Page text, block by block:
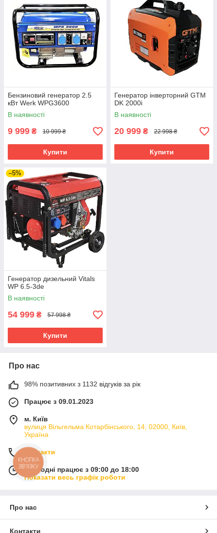
Бензиновий генератор 2.5
кВт Werk WPG3600
В наявності
9 999 ₴ 10 999 ₴
Купити
Генератор інверторний GTM
DK 2000i
В наявності
20 999 ₴ 22 998 ₴
Купити
–5%
Генератор дизельний Vitals
WP 6.5-3de
В наявності
54 999 ₴ 57 998 ₴
Купити
Про нас
98% позитивних з 1132 відгуків за рік
Працює з 09.01.2023
м. Київ
вулиця Вільгельма Котарбінського, 14, 02000, Київ,
Україна
Контакти
Сьогодні працює з 09:00 до 18:00
Показати весь графік роботи
Про нас
Контакти
КНОПКА
ЗВ'ЯЗКУ